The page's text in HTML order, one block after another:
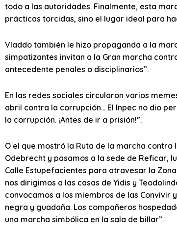
todo a las autoridades. Finalmente, esta
prácticas torcidas, sino el lugar ideal para
Vladdo también le hizo propaganda a la
simpatizantes invitan a la Gran marcha
antecedente penales o disciplinarios”.
En las redes sociales circularon varios
abril contra la corrupción… El Inpec no dio
la corrupción. ¡Antes de ir a prisión!”.
O el que mostró la Ruta de la marcha contra
Odebrecht y pasamos a la sede de Reficar,
Calle Estupefacientes para atravesar la
nos dirigimos a las casas de Yidis y
convocamos a los miembros de las
negra y guadaña. Los compañeros
una marcha simbólica en la sala de billar”.